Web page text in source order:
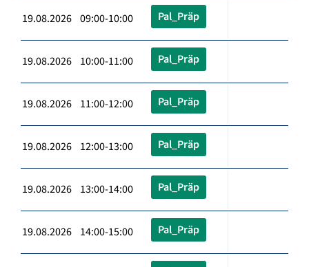
19.08.2026 09:00-10:00 Pal_Präp
19.08.2026 10:00-11:00 Pal_Präp
19.08.2026 11:00-12:00 Pal_Präp
19.08.2026 12:00-13:00 Pal_Präp
19.08.2026 13:00-14:00 Pal_Präp
19.08.2026 14:00-15:00 Pal_Präp